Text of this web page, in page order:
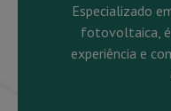
Especializado
fotovoltaica,
experiência e